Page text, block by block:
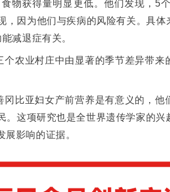
物获得量明显更低。他们发现，5个
因为他们与疾病的风险有关。具体
减退症有关。
农业村庄中由显著的季节差异带来
比亚妇女产前营养是有意义的，他
。 这项研究也是全世界遗传学家的兴
影响的证据。